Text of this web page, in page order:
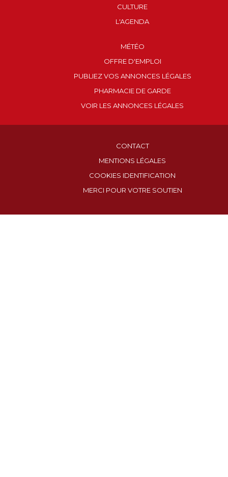
CULTURE
L'AGENDA
MÉTÉO
OFFRE D'EMPLOI
PUBLIEZ VOS ANNONCES LÉGALES
PHARMACIE DE GARDE
VOIR LES ANNONCES LÉGALES
CONTACT
MENTIONS LÉGALES
COOKIES IDENTIFICATION
MERCI POUR VOTRE SOUTIEN